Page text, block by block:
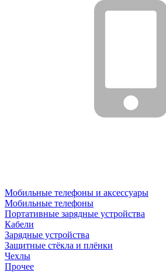
Мобильные телефоны и аксессуары
Мобильные телефоны
Портативные зарядные устройства
Кабели
Зарядные устройства
Защитные стёкла и плёнки
Чехлы
Прочее